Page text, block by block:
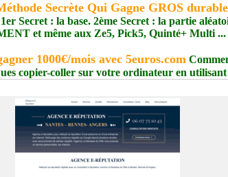
Secrète Qui Gagne GROS
Secret : la base. 2ème Secret : la partie
et même aux Ze5, Pick5, Quinté+ Multi ...
1000€/mois avec 5euros.com
copier-coller sur votre ordinateur en